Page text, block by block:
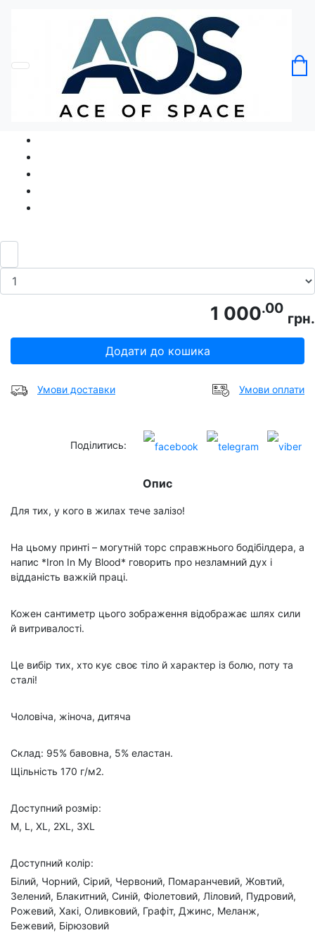
Без категорії
Iron In My Blood Залізо в моїй крові
Бодібілдинг
Код товару: Ace5362
1 000.00
грн.
Додати до кошика
Умови доставки Умови оплати
Поділитись:
Опис
Для тих, у кого в жилах тече залізо!
На цьому принті – могутній торс справжнього бодібілдера, а
напис *Iron In My Blood* говорить про незламний дух і
відданість важкій праці.
Кожен сантиметр цього зображення відображає шлях сили
й витривалості.
Це вибір тих, хто кує своє тіло й характер із болю, поту та
сталі!
Чоловіча, жіноча, дитяча
Склад: 95% бавовна, 5% еластан.
Щільність 170 г/м2.
Доступний розмір:
M, L, XL, 2XL, 3XL
Доступний колір:
Білий, Чорний, Сірий, Червоний, Помаранчевий, Жовтий,
Зелений, Блакитний, Синій, Фіолетовий, Ліловий, Пудровий,
Рожевий, Хакі, Оливковий, Графіт, Джинс, Меланж,
Бежевий, Бірюзовий